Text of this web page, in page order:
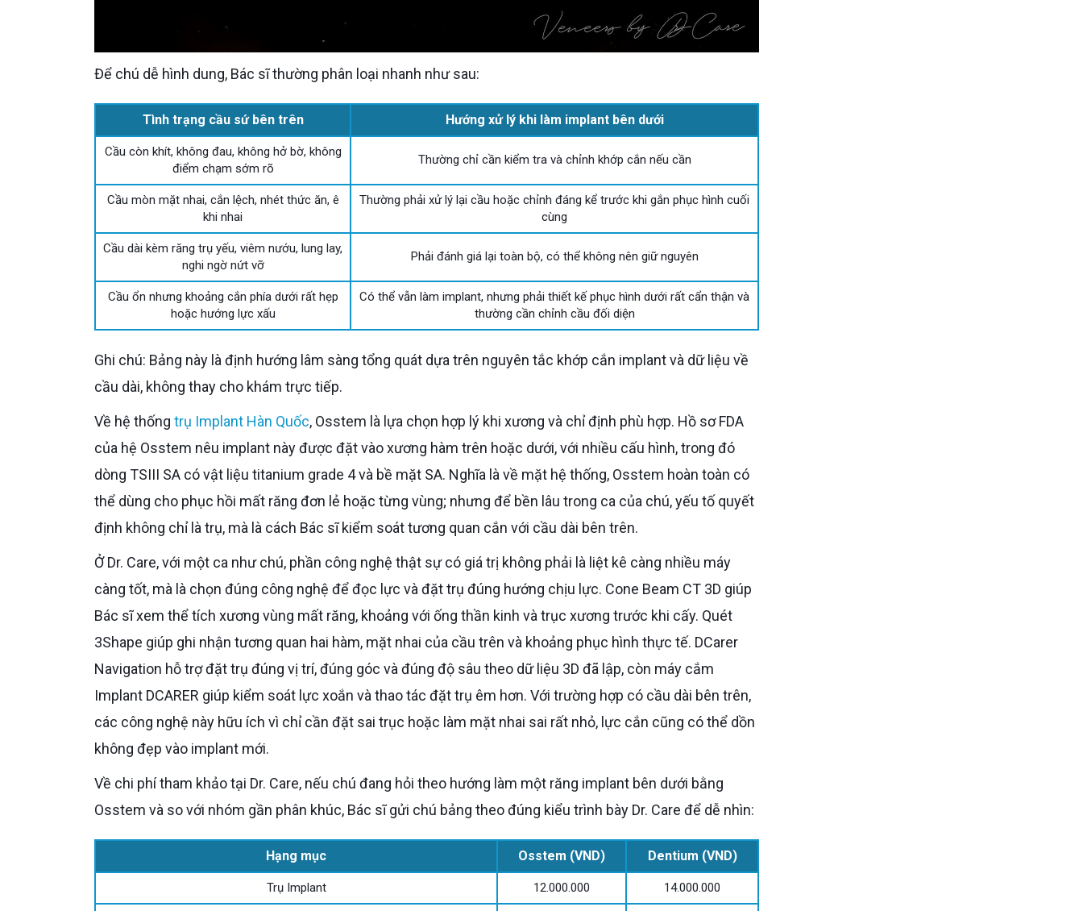
Để chú dễ hình dung, Bác sĩ thường phân loại nhanh như sau:
Tình trạng cầu sứ bên trên Hướng xử lý khi làm implant bên dưới
Cầu còn khít, không đau, không hở bờ, không
điểm chạm sớm rõ
Thường chỉ cần kiểm tra và chỉnh khớp cắn nếu cần
Cầu mòn mặt nhai, cắn lệch, nhét thức ăn, ê
khi nhai
Thường phải xử lý lại cầu hoặc chỉnh đáng kể trước khi gắn phục hình cuối
cùng
Cầu dài kèm răng trụ yếu, viêm nướu, lung lay,
nghi ngờ nứt vỡ
Phải đánh giá lại toàn bộ, có thể không nên giữ nguyên
Cầu ổn nhưng khoảng cắn phía dưới rất hẹp
hoặc hướng lực xấu
Có thể vẫn làm implant, nhưng phải thiết kế phục hình dưới rất cẩn thận và
thường cần chỉnh cầu đối diện
Ghi chú: Bảng này là định hướng lâm sàng tổng quát dựa trên nguyên tắc khớp cắn implant và dữ liệu về
cầu dài, không thay cho khám trực tiếp.
Về hệ thống trụ Implant Hàn Quốc, Osstem là lựa chọn hợp lý khi xương và chỉ định phù hợp. Hồ sơ FDA
của hệ Osstem nêu implant này được đặt vào xương hàm trên hoặc dưới, với nhiều cấu hình, trong đó
dòng TSIII SA có vật liệu titanium grade 4 và bề mặt SA. Nghĩa là về mặt hệ thống, Osstem hoàn toàn có
thể dùng cho phục hồi mất răng đơn lẻ hoặc từng vùng; nhưng để bền lâu trong ca của chú, yếu tố quyết
định không chỉ là trụ, mà là cách Bác sĩ kiểm soát tương quan cắn với cầu dài bên trên.
Ở Dr. Care, với một ca như chú, phần công nghệ thật sự có giá trị không phải là liệt kê càng nhiều máy
càng tốt, mà là chọn đúng công nghệ để đọc lực và đặt trụ đúng hướng chịu lực. Cone Beam CT 3D giúp
Bác sĩ xem thể tích xương vùng mất răng, khoảng với ống thần kinh và trục xương trước khi cấy. Quét
3Shape giúp ghi nhận tương quan hai hàm, mặt nhai của cầu trên và khoảng phục hình thực tế. DCarer
Navigation hỗ trợ đặt trụ đúng vị trí, đúng góc và đúng độ sâu theo dữ liệu 3D đã lập, còn máy cắm
Implant DCARER giúp kiểm soát lực xoắn và thao tác đặt trụ êm hơn. Với trường hợp có cầu dài bên trên,
các công nghệ này hữu ích vì chỉ cần đặt sai trục hoặc làm mặt nhai sai rất nhỏ, lực cắn cũng có thể dồn
không đẹp vào implant mới.
Về chi phí tham khảo tại Dr. Care, nếu chú đang hỏi theo hướng làm một răng implant bên dưới bằng
Osstem và so với nhóm gần phân khúc, Bác sĩ gửi chú bảng theo đúng kiểu trình bày Dr. Care để dễ nhìn:
Hạng mục Osstem (VND) Dentium (VND)
Trụ Implant 12.000.000 14.000.000